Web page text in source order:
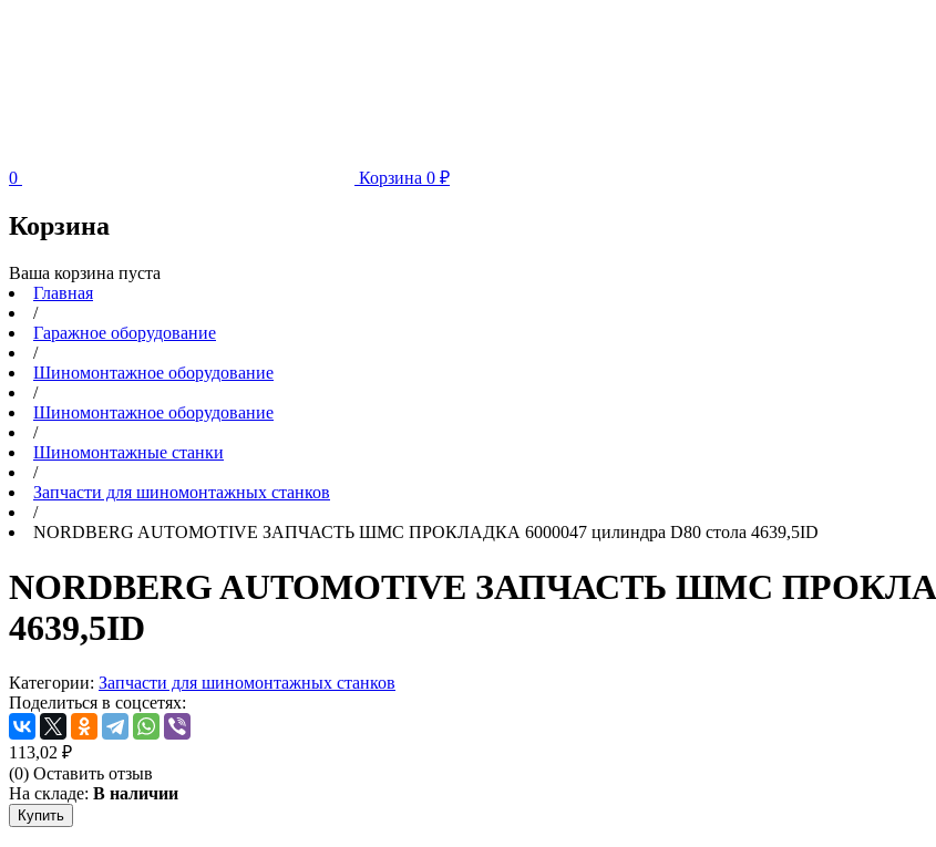
0 Корзина 0 ₽
Корзина
Ваша корзина пуста
Главная
/
Гаражное оборудование
/
Шиномонтажное оборудование
/
Шиномонтажное оборудование
/
Шиномонтажные станки
/
Запчасти для шиномонтажных станков
/
NORDBERG AUTOMOTIVE ЗАПЧАСТЬ ШМС ПРОКЛАДКА 6000047 цилиндра D80 стола 4639,5ID
NORDBERG AUTOMOTIVE ЗАПЧАСТЬ ШМС
4639,5ID
Категории: Запчасти для шиномонтажных станков
Поделиться в соцсетях:
113,02 ₽
(0) Оставить отзыв
На складе: В наличии
Купить